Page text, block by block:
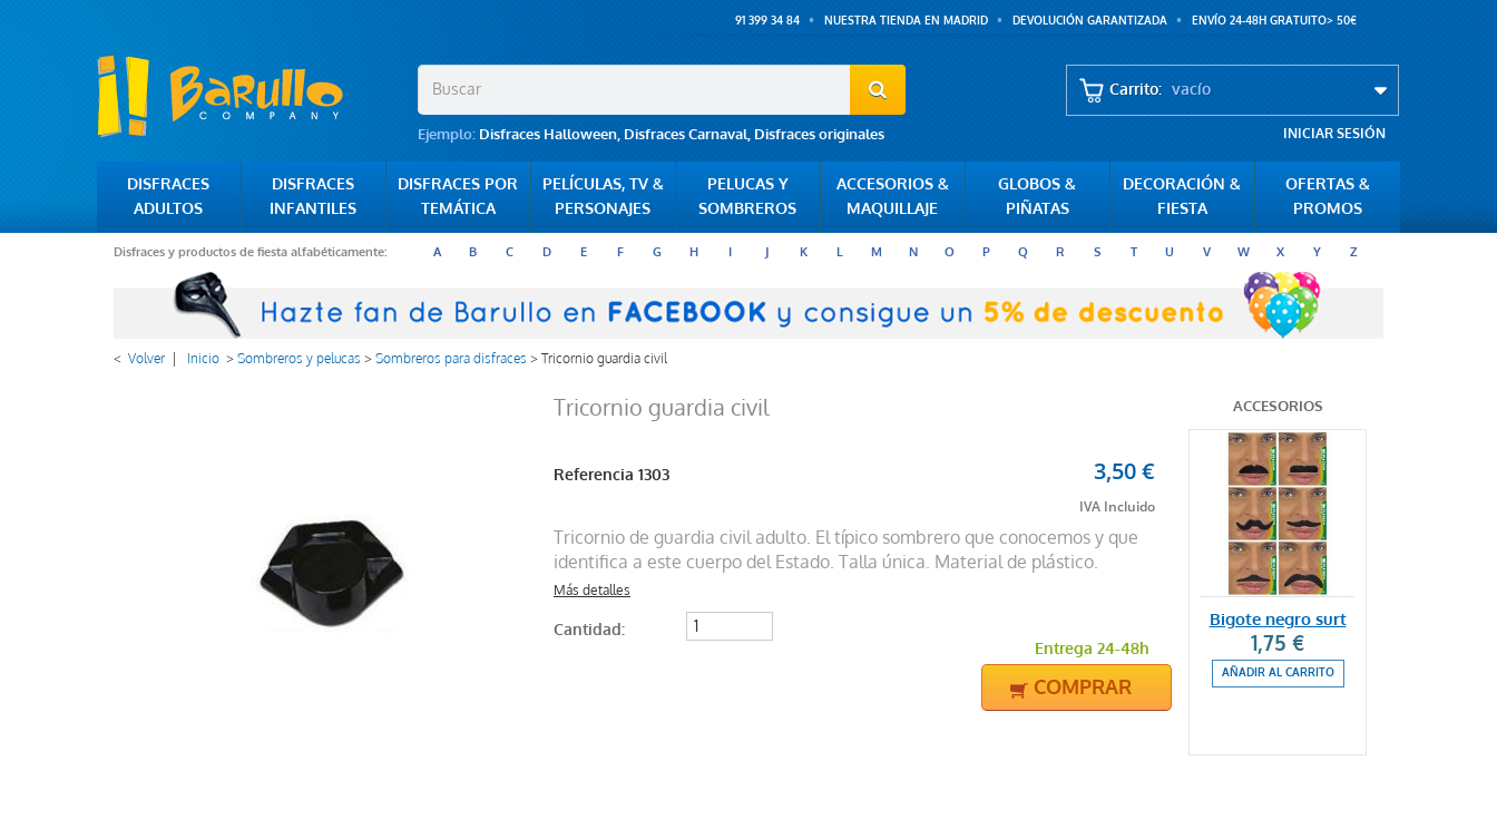
91 399 34 84 NUESTRA TIENDA EN MADRID DEVOLUCIÓN GARANTIZADA ENVÍO 24-48H GRATUITO> 50€
Ejemplo: Disfraces Halloween, Disfraces Carnaval, Disfraces originales
Carrito: vacío
INICIAR SESIÓN
DISFRACES
ADULTOS
DISFRACES
INFANTILES
DISFRACES POR
TEMÁTICA
PELÍCULAS, TV &
PERSONAJES
PELUCAS Y
SOMBREROS
ACCESORIOS &
MAQUILLAJE
GLOBOS &
PIÑATAS
DECORACIÓN &
FIESTA
OFERTAS &
PROMOS
Disfraces y productos de fiesta alfabéticamente: A B C D E F G H I J K L M N O P Q R S T U V W X Y Z
< Volver Inicio >Sombreros y pelucas >Sombreros para disfraces >Tricornio guardia civil
Tricornio guardia civil
Referencia 1303 3,50 €
Tricornio de guardia civil adulto. El típico sombrero que conocemos y que
identifica a este cuerpo del Estado. Talla única. Material de plástico.
Más detalles
Cantidad:
Entrega 24-48h
COMPRAR
ACCESORIOS
Bigote negro surt
1,75 €
AÑADIR AL CARRITO